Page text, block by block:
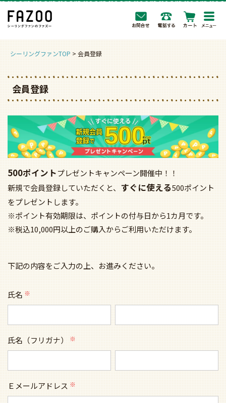
シーリングファンTOP 会員登録
会員登録
500ポイントプレゼントキャンペーン開催中！！
新規で会員登録していただくと、 すぐに使える500ポイント
をプレゼントします。
※ポイント有効期限は、ポイントの付与日から1カ月です。
※税込10,000円以上のご購入からご利用いただけます。
下記の内容をご入力の上、お進みください。
氏名
(必
氏名（フリガナ）
(必
Ｅメールアドレス
(必